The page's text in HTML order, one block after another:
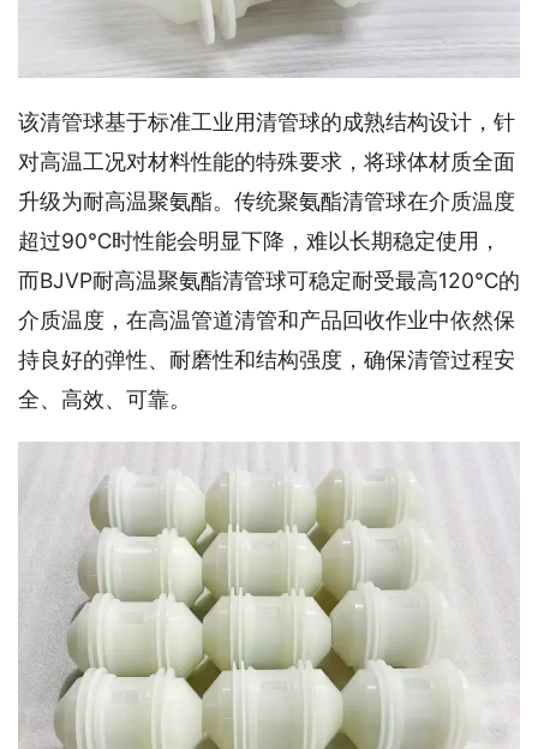
该清管球基于标准工业用清管球的成熟结构设计，针
对高温工况对材料性能的特殊要求，将球体材质全面
升级为耐高温聚氨酯。传统聚氨酯清管球在介质温度
超过90℃时性能会明显下降，难以长期稳定使用，
而BJVP耐高温聚氨酯清管球可稳定耐受最高120℃的
介质温度，在高温管道清管和产品回收作业中依然保
持良好的弹性、耐磨性和结构强度，确保清管过程安
全、高效、可靠。